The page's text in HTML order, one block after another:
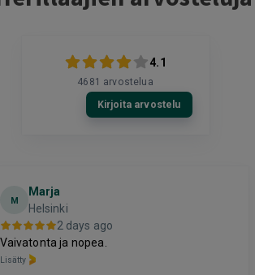
4.1
4681 arvostelua
Kirjoita arvostelu
M
Marja
Helsinki
2 days ago
Vaivatonta ja nopea.
Lisätty